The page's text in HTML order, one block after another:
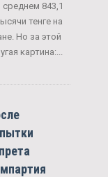
среднем 843,1
тенге на
Но за этой
картина:...